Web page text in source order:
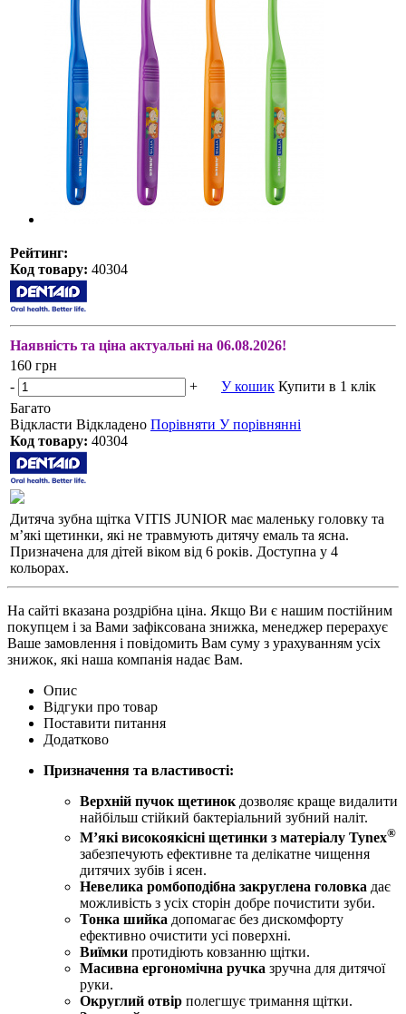
Рейтинг:
Код товару: 40304
Наявність та ціна актуальні на 06.08.2026!
160 грн
-
+ У кошик Купити в 1 клік
Багато
Відкласти Відкладено Порівняти У порівнянні
Код товару: 40304
Дитяча зубна щітка VITIS JUNIOR має маленьку головку та
м’які щетинки, які не травмують дитячу емаль та ясна.
Призначена для дітей віком від 6 років. Доступна у 4
кольорах.
На сайті вказана роздрібна ціна. Якщо Ви є нашим постійним
покупцем і за Вами зафіксована знижка, менеджер перерахує
Ваше замовлення і повідомить Вам суму з урахуванням усіх
знижок, які наша компанія надає Вам.
Опис
Відгуки про товар
Поставити питання
Додатково
Призначення та властивості:
Верхній пучок щетинок дозволяє краще видалити
найбільш стійкий бактеріальний зубний наліт.
М’які високоякісні щетинки з матеріалу Tynex®
забезпечують ефективне та делікатне чищення
дитячих зубів і ясен.
Невелика ромбоподібна закруглена головка дає
можливість з усіх сторін добре почистити зуби.
Тонка шийка допомагає без дискомфорту
ефективно очистити усі поверхні.
Виїмки протидіють ковзанню щітки.
Масивна ергономічна ручка зручна для дитячої
руки.
Округлий отвір полегшує тримання щітки.